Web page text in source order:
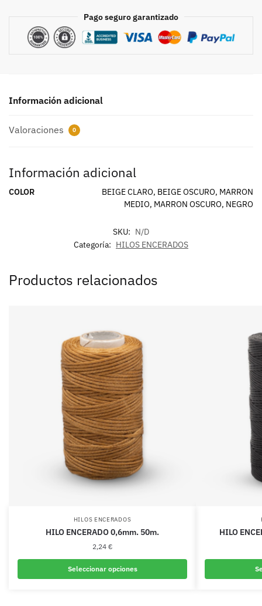
Pago seguro garantizado
Información adicional
Valoraciones 0
Información adicional
COLOR
BEIGE CLARO, BEIGE OSCURO, MARRON
MEDIO, MARRON OSCURO, NEGRO
SKU: N/D
Categoría: HILOS ENCERADOS
Productos relacionados
HILOS ENCERADOS
HILO ENCERADO 0,6mm. 50m.
2,24 €
Seleccionar opciones
HILO